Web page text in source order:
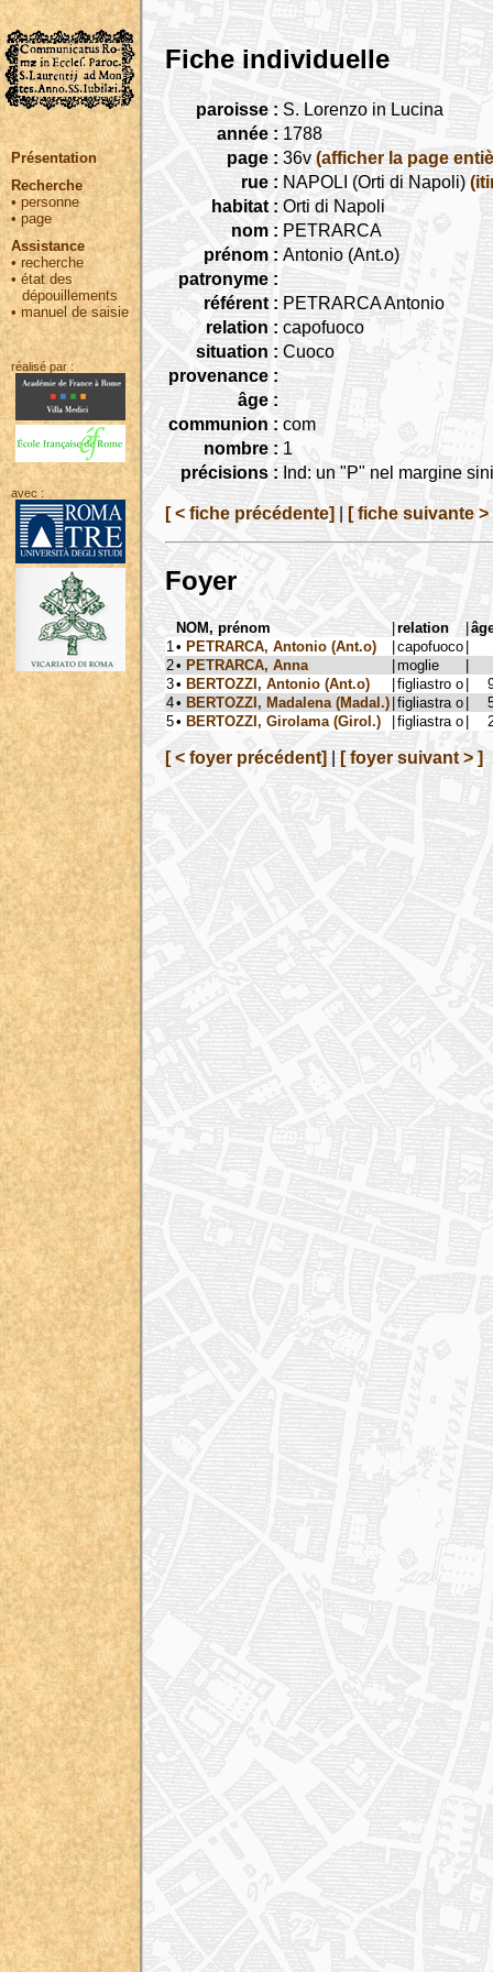
Présentation
Recherche
• personne
•page
Assistance
• recherche
•état des
dépouillements
•manuel de saisie
réalisé par :
avec :
Fiche individuelle
paroisse : S. Lorenzo in Lucina
année : 1788
page : 36v (afficher la page
rue : NAPOLI (Orti di Napoli)
habitat : Orti di Napoli
nom : PETRARCA
prénom : Antonio (Ant.o)
patronyme :
référent : PETRARCA Antonio
relation : capofuoco
situation : Cuoco
provenance :
âge :
communion : com
nombre : 1
précisions : Ind: un "P" nel margine
[ < fiche précédente] [ fiche suivante >
Foyer
NOM, prénom |relation |
1 • PETRARCA, Antonio (Ant.o) |capofuoco |
2• PETRARCA, Anna |moglie
|
3• BERTOZZI, Antonio (Ant.o) |figliastro o |
4• BERTOZZI, Madalena (Madal.) |figliastra o |
5• BERTOZZI, Girolama (Girol.) |figliastra o |
[ < foyer précédent] [ foyer suivant > ]